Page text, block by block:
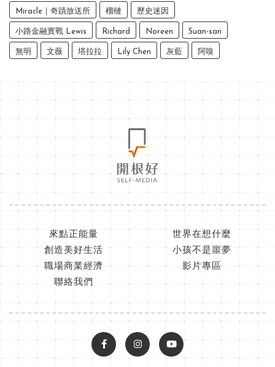
Miracle｜奇蹟放送所 榴槤 歷史迷因
小路金融實戰 Lewis Richard Noreen Suan-san
無明 文薇 塔拉拉 Lily Chen 灰藍 阿嗅
來點正能量
世界在想什麼
創造美好生活
小孩不是噩夢
職場商業經濟
影片專區
聯絡我們